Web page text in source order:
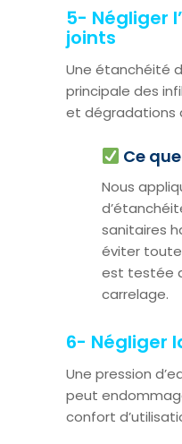
5- Négliger
joints
Une étanchéité
principale des
et dégradations
Ce
Nous
sanitaires
éviter
est testée
carrelage.
6- Négliger
Une pression
peut
confort